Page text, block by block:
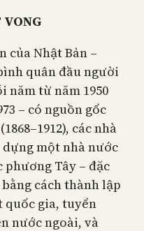
của Nhật Bản –
quân đầu người
năm từ năm 1950
– có nguồn gốc
các nhà
một nhà nước
Tây – đặc
cách thành lập
quốc gia, tuyển
nước ngoài, và